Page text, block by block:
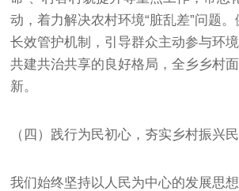
动，着力解决农村环境“脏乱差”问题
长效管护机制，引导群众主动参与环
共建共治共享的良好格局，全乡乡村
新。
（四）践行为民初心，夯实乡村振兴
我们始终坚持以人民为中心的发展思